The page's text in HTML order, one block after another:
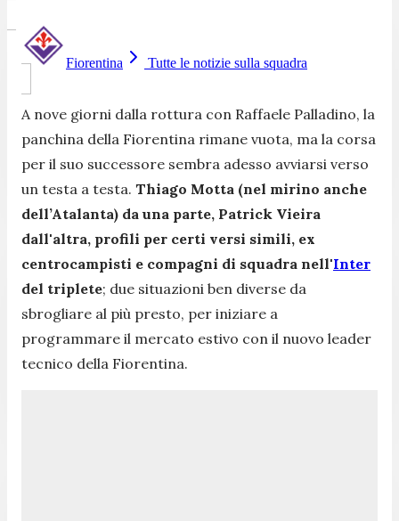
Fiorentina Tutte le notizie sulla squadra
A nove giorni dalla rottura con Raffaele Palladino, la
panchina della Fiorentina rimane vuota, ma la corsa
per il suo successore sembra adesso avviarsi verso
un testa a testa. Thiago Motta (nel mirino anche
dell’Atalanta) da una parte, Patrick Vieira
dall'altra, profili per certi versi simili, ex
centrocampisti e compagni di squadra nell'Inter
del triplete; due situazioni ben diverse da
sbrogliare al più presto, per iniziare a
programmare il mercato estivo con il nuovo leader
tecnico della Fiorentina.